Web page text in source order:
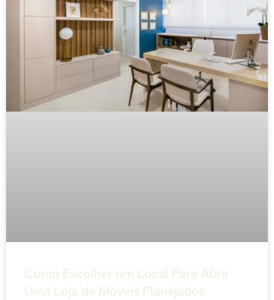
Como Escolher um Local Para Abrir
Uma Loja de Móveis Planejados